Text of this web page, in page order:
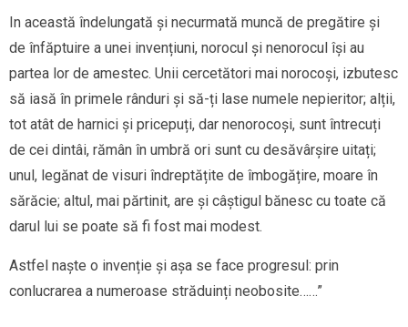
In această îndelungată și necurmată muncă de pregătire și
de înfăptuire a unei invențiuni, norocul și nenorocul își au
partea lor de amestec. Unii cercetători mai norocoși, izbutesc
să iasă în primele rânduri și să-ți lase numele nepieritor; alții,
tot atât de harnici și pricepuți, dar nenorocoși, sunt întrecuți
de cei dintâi, rămân în umbră ori sunt cu desăvârșire uitați;
unul, legănat de visuri îndreptățite de îmbogățire, moare în
sărăcie; altul, mai părtinit, are și câștigul bănesc cu toate că
darul lui se poate să fi fost mai modest.
Astfel naște o invenție și așa se face progresul: prin
conlucrarea a numeroase străduinți neobosite……”